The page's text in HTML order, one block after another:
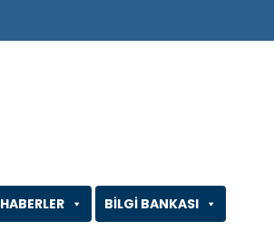
HABERLER
BİLGİ BANKASI